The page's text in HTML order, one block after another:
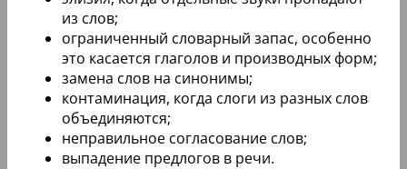
из слов;
ограниченный словарный запас, особенно
это касается глаголов и производных форм;
замена слов на синонимы;
контаминация, когда слоги из разных слов
объединяются;
неправильное согласование слов;
выпадение предлогов в речи.